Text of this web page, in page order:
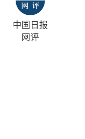
中国日报
网评